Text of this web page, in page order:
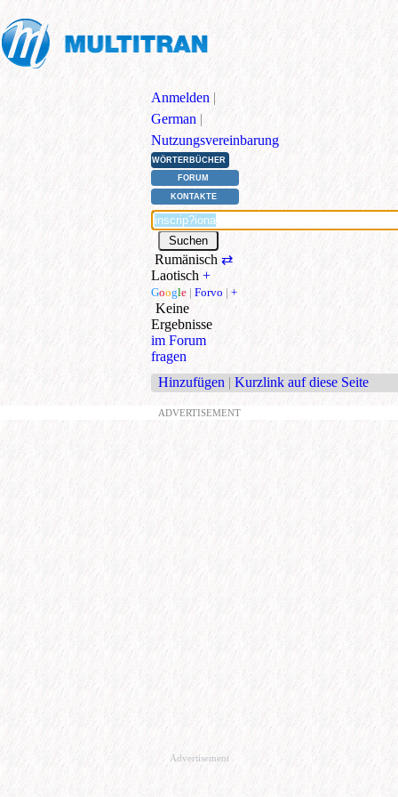
Anmelden |
German |
Nutzungsvereinbarung
WÖRTERBÜCHER
FORUM
KONTAKTE
Rumänisch ⇄
Laotisch +
Google | Forvo | +
Keine
Ergebnisse
im Forum
fragen
Hinzufügen | Kurzlink auf diese Seite
ADVERTISEMENT
Advertisement